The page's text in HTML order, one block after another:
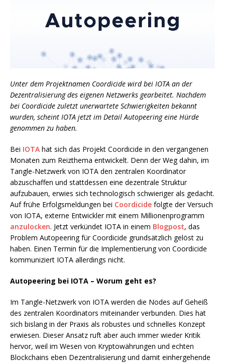
Unter dem Projektnamen Coordicide wird bei IOTA an der
Dezentralisierung des eigenen Netzwerks gearbeitet. Nachdem
bei Coordicide zuletzt unerwartete Schwierigkeiten bekannt
wurden, scheint IOTA jetzt im Detail Autopeering eine Hürde
genommen zu haben.
Bei IOTA hat sich das Projekt Coordicide in den vergangenen
Monaten zum Reizthema entwickelt. Denn der Weg dahin, im
Tangle-Netzwerk von IOTA den zentralen Koordinator
abzuschaffen und stattdessen eine dezentrale Struktur
aufzubauen, erwies sich technologisch schwieriger als gedacht.
Auf frühe Erfolgsmeldungen bei Coordicide folgte der Versuch
von IOTA, externe Entwickler mit einem Millionenprogramm
anzulocken. Jetzt verkündet IOTA in einem Blogpost, das
Problem Autopeering für Coordicide grundsätzlich gelöst zu
haben. Einen Termin für die Implementierung von Coordicide
kommuniziert IOTA allerdings nicht.
Autopeering bei IOTA – Worum geht es?
Im Tangle-Netzwerk von IOTA werden die Nodes auf Geheiß
des zentralen Koordinators miteinander verbunden. Dies hat
sich bislang in der Praxis als robustes und schnelles Konzept
erwiesen. Dieser Ansatz ruft aber auch immer wieder Kritik
hervor, weil im Wesen von Kryptowährungen und echten
Blockchains eben Dezentralisierung und damit einhergehende